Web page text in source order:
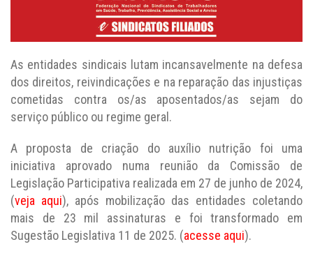
As entidades sindicais lutam incansavelmente na defesa
dos direitos, reivindicações e na reparação das injustiças
cometidas contra os/as aposentados/as sejam do
serviço público ou regime geral.
A proposta de criação do auxílio nutrição foi uma
iniciativa aprovado numa reunião da Comissão de
Legislação Participativa realizada em 27 de junho de 2024,
(veja aqui), após mobilização das entidades coletando
mais de 23 mil assinaturas e foi transformado em
Sugestão Legislativa 11 de 2025. (acesse aqui).